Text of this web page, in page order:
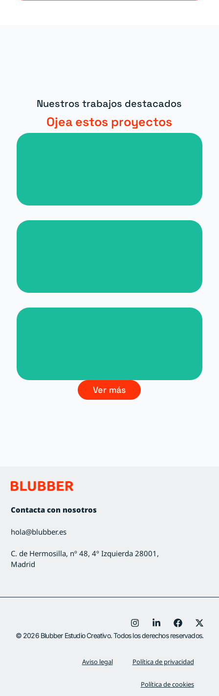
Nuestros trabajos destacados
Ojea estos proyectos
Ver más
Contacta con nosotros
hola@blubber.es
C. de Hermosilla, nº 48, 4º Izquierda 28001,
Madrid
© 2026 Blubber Estudio Creativo. Todos los derechos reservados.
Aviso legal Política de privacidad
Política de cookies